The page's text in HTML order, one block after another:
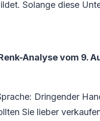
Solange diese
Analyse vom 9.
Dringender
Sie lieber